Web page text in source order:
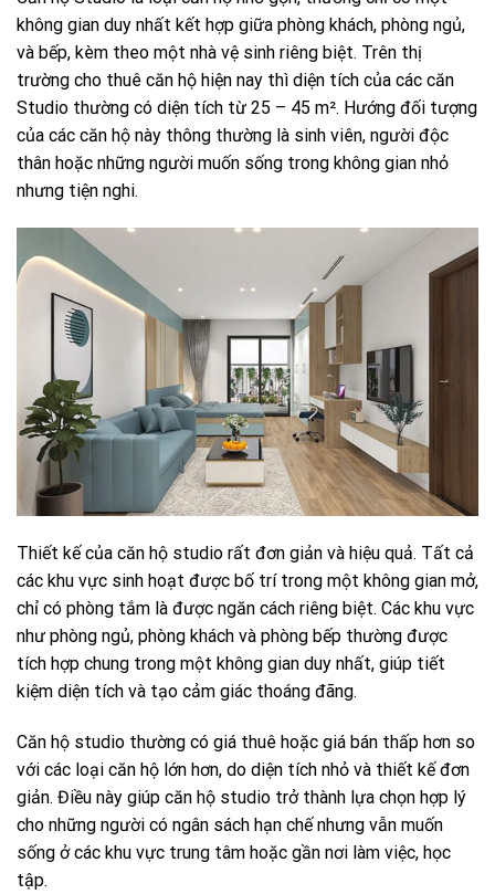
không gian duy nhất kết hợp giữa phòng khách, phòng ngủ,
và bếp, kèm theo một nhà vệ sinh riêng biệt. Trên thị
trường cho thuê căn hộ hiện nay thì diện tích của các căn
Studio thường có diện tích từ 25 – 45 m². Hướng đối tượng
của các căn hộ này thông thường là sinh viên, người độc
thân hoặc những người muốn sống trong không gian nhỏ
nhưng tiện nghi.
Thiết kế của căn hộ studio rất đơn giản và hiệu quả. Tất cả
các khu vực sinh hoạt được bố trí trong một không gian mở,
chỉ có phòng tắm là được ngăn cách riêng biệt. Các khu vực
như phòng ngủ, phòng khách và phòng bếp thường được
tích hợp chung trong một không gian duy nhất, giúp tiết
kiệm diện tích và tạo cảm giác thoáng đãng.
Căn hộ studio thường có giá thuê hoặc giá bán thấp hơn so
với các loại căn hộ lớn hơn, do diện tích nhỏ và thiết kế đơn
giản. Điều này giúp căn hộ studio trở thành lựa chọn hợp lý
cho những người có ngân sách hạn chế nhưng vẫn muốn
sống ở các khu vực trung tâm hoặc gần nơi làm việc, học
tập.